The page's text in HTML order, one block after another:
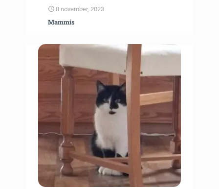
8 november, 2023
Mammis